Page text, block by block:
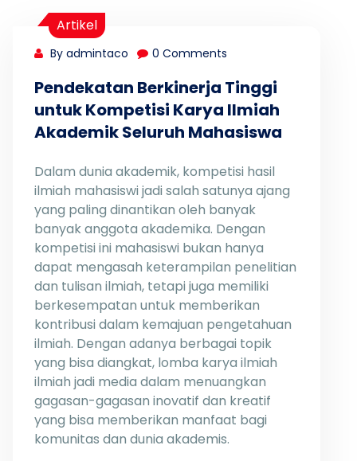
Artikel
By admintaco 0 Comments
Pendekatan Berkinerja Tinggi
untuk Kompetisi Karya Ilmiah
Akademik Seluruh Mahasiswa
Dalam dunia akademik, kompetisi hasil
ilmiah mahasiswi jadi salah satunya ajang
yang paling dinantikan oleh banyak
banyak anggota akademika. Dengan
kompetisi ini mahasiswi bukan hanya
dapat mengasah keterampilan penelitian
dan tulisan ilmiah, tetapi juga memiliki
berkesempatan untuk memberikan
kontribusi dalam kemajuan pengetahuan
ilmiah. Dengan adanya berbagai topik
yang bisa diangkat, lomba karya ilmiah
ilmiah jadi media dalam menuangkan
gagasan-gagasan inovatif dan kreatif
yang bisa memberikan manfaat bagi
komunitas dan dunia akademis.